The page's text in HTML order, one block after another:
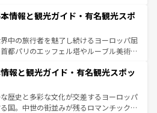
リア情報はコンテンツ一覧を参照してほ
国では、情熱的なフラメンコ、熱気あふ
美味しいタパスが生活の一部となってい
ドの洗練された雰囲気や、バルセロナの
角から、地方では古代ローマ遺跡や中世
て風土や気候が異なるスペインはその個
参照してほしい。
情報と観光ガイド・有名観光スポ
中の旅行者を魅了し続けるヨーロッパ屈
都パリのエッフェル塔やルーブル美術館
詰まっている。華麗な宮殿、歴史的な大
チ、そして豊かな自然が、訪れる者を心
た、フランスは美食の国としても知ら
はユネスコ無形文化遺産にも登録されて
報と観光ガイド・有名観光スポッ
歴史と多彩な文化が交差するヨーロッパ
国。中世の街並みが残るロマンチック街